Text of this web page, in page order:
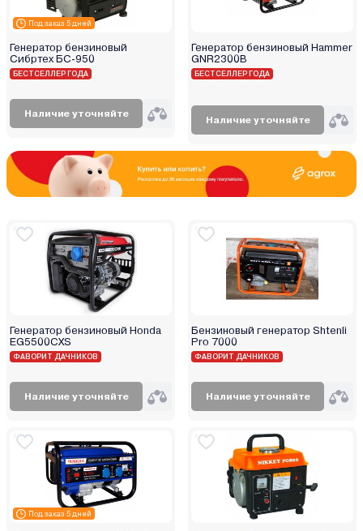
Под заказ 5 дней
Генератор бензиновый
Сибртех БС-950
БЕСТСЕЛЛЕР ГОДА
Наличие уточняйте
Генератор бензиновый Hammer
GNR2300B
БЕСТСЕЛЛЕР ГОДА
Наличие уточняйте
Генератор бензиновый Honda
EG5500CXS
ФАВОРИТ ДАЧНИКОВ
Наличие уточняйте
Бензиновый генератор Shtenli
Pro 7000
ФАВОРИТ ДАЧНИКОВ
Наличие уточняйте
Под заказ 5 дней